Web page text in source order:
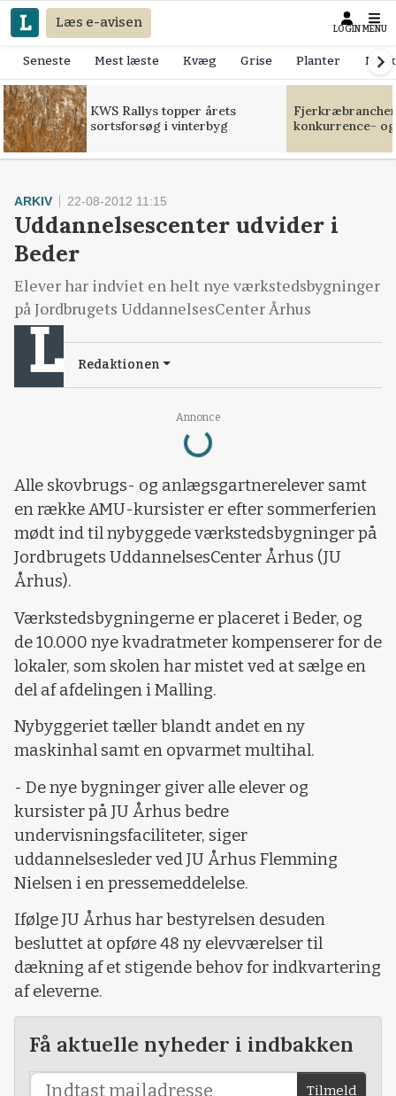
Læs e-avisen LOGIN MENU
Seneste Mest læste Kvæg Grise Planter
KWS Rallys topper årets
sortsforsøg i vinterbyg
konkurrence-
Annonce
Loading...
ARKIV 22-08-2012 11:15
Uddannelsescenter udvider i
Beder
Elever har indviet en helt nye værkstedsbygninger
på Jordbrugets UddannelsesCenter Århus
Redaktionen
Alle skovbrugs- og anlægsgartnerelever samt
en række AMU-kursister er efter sommerferien
mødt ind til nybyggede værkstedsbygninger på
Jordbrugets UddannelsesCenter Århus (JU
Århus).
Værkstedsbygningerne er placeret i Beder, og
de 10.000 nye kvadratmeter kompenserer for de
lokaler, som skolen har mistet ved at sælge en
del af afdelingen i Malling.
Nybyggeriet tæller blandt andet en ny
maskinhal samt en opvarmet multihal.
- De nye bygninger giver alle elever og
kursister på JU Århus bedre
undervisningsfaciliteter, siger
uddannelsesleder ved JU Århus Flemming
Nielsen i en pressemeddelelse.
Ifølge JU Århus har bestyrelsen desuden
besluttet at opføre 48 ny elevværelser til
dækning af et stigende behov for indkvartering
af eleverne.
Få aktuelle nyheder i indbakken
Tilmeld